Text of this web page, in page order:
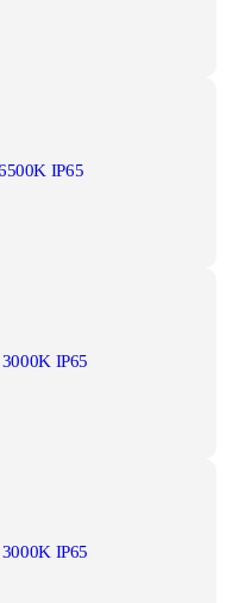
IP65
IP65
IP65